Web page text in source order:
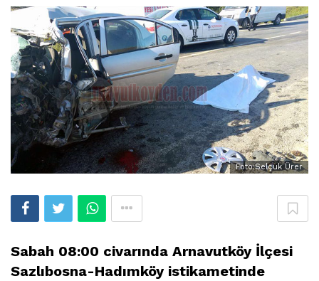
Foto:Selçuk Ürer
Sabah 08:00 civarında Arnavutköy İlçesi
Sazlıbosna-Hadımköy istikametinde